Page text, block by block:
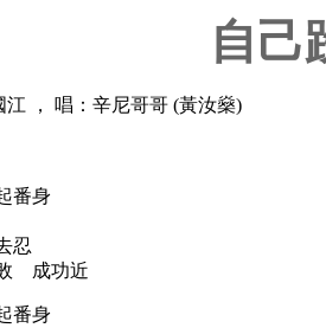
自己
， 唱：辛尼哥哥 (黃汝燊)
番身
忍
成功近
番身